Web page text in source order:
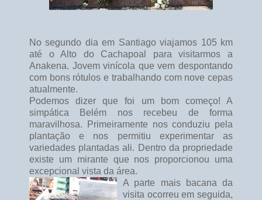
No segundo dia em Santiago viajamos 105 km
até o Alto do Cachapoal para visitarmos a
Anakena. Jovem vinícola que vem despontando
com bons rótulos e trabalhando com nove cepas
atualmente.
Podemos dizer que foi um bom começo! A
simpática Belém nos recebeu de forma
maravilhosa. Primeiramente nos conduziu pela
plantação e nos permitiu experimentar as
variedades plantadas ali. Dentro da propriedade
existe um mirante que nos proporcionou uma
excepcional vista da área.
A parte mais bacana da
visita ocorreu em seguida,